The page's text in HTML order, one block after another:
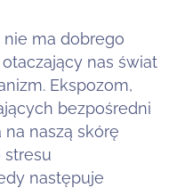
ma dobrego
nas świat
Ekspozom,
bezpośredni
na naszą skórę
stresu
następuje